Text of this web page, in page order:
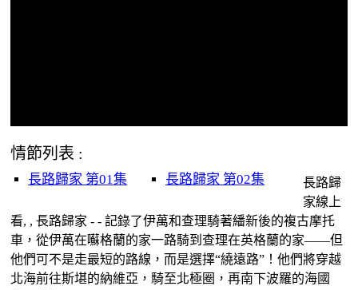
情節列表 :
長路歸家 第01集 長路歸家 第02集
長路歸
家線上
看, , 長路歸家 - - 記錄了伊萬和查理騎著繙新後的複古摩托
車，從伊萬在囌格蘭的家一路騎到查理在英格蘭的家——但
他們可不是走最短的路線，而是選擇“繞遠路”！他們將穿越
北海前往斯堪的納維亞，騎至北極圈，再南下波羅的海國